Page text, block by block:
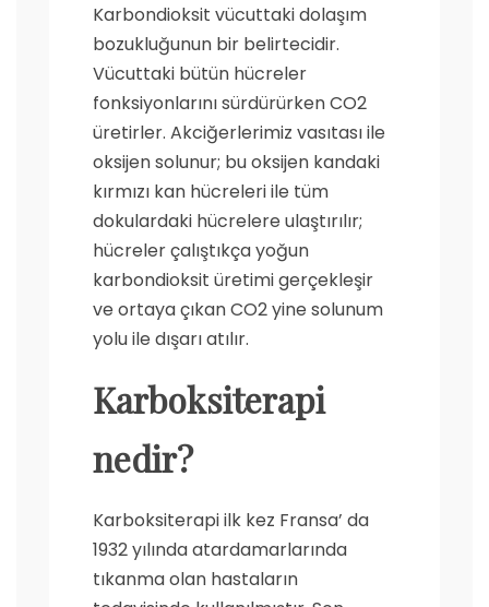
Karbondioksit vücuttaki dolaşım
bozukluğunun bir belirtecidir.
Vücuttaki bütün hücreler
fonksiyonlarını sürdürürken CO2
üretirler. Akciğerlerimiz vasıtası ile
oksijen solunur; bu oksijen kandaki
kırmızı kan hücreleri ile tüm
dokulardaki hücrelere ulaştırılır;
hücreler çalıştıkça yoğun
karbondioksit üretimi gerçekleşir
ve ortaya çıkan CO2 yine solunum
yolu ile dışarı atılır.
Karboksiterapi
nedir?
Karboksiterapi ilk kez Fransa’ da
1932 yılında atardamarlarında
tıkanma olan hastaların